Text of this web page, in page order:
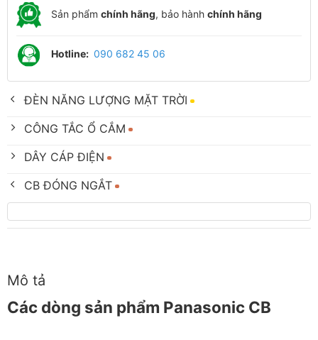
Sản phẩm chính hãng, bảo hành chính hãng
Hotline: 090 682 45 06
ĐÈN NĂNG LƯỢNG MẶT TRỜI
CÔNG TẮC Ổ CẮM
DÂY CÁP ĐIỆN
CB ĐÓNG NGẮT
Mô tả
Các dòng sản phẩm Panasonic CB